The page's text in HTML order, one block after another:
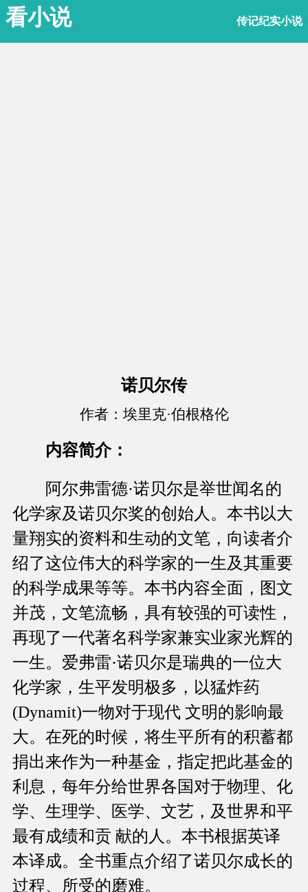
看小说 传记纪实小说
诺贝尔传
作者：埃里克·伯根格伦
内容简介：
阿尔弗雷德·诺贝尔是举世闻名的
化学家及诺贝尔奖的创始人。本书以大
量翔实的资料和生动的文笔，向读者介
绍了这位伟大的科学家的一生及其重要
的科学成果等等。本书内容全面，图文
并茂，文笔流畅，具有较强的可读性，
再现了一代著名科学家兼实业家光辉的
一生。爱弗雷·诺贝尔是瑞典的一位大
化学家，生平发明极多，以猛炸药
(Dynamit)一物对于现代 文明的影响最
大。在死的时候，将生平所有的积蓄都
捐出来作为一种基金，指定把此基金的
利息，每年分给世界各国对于物理、化
学、生理学、医学、文艺，及世界和平
最有成绩和贡 献的人。本书根据英译
本译成。全书重点介绍了诺贝尔成长的
过程、所受的磨难。